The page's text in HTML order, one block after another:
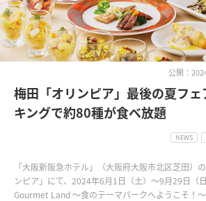
公開：
梅田「オリンピア」最後の夏フェ
キングで約80種が食べ放題
NEWS
「大阪新阪急ホテル」（大阪府大阪市北区芝田）
ンピア」にて、2024年6月1日（土）～9月29日（
Gourmet Land ～食のテーマパークへようこそ！